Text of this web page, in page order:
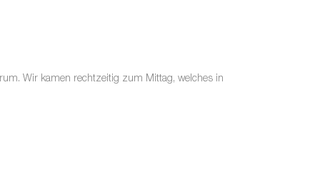
Wir kamen rechtzeitig zum Mittag, welches in